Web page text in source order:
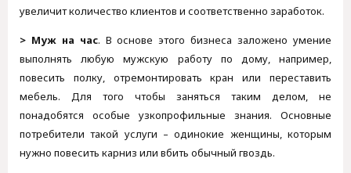
увеличит количество клиентов и соответственно заработок.
> Муж на час. В основе этого бизнеса заложено умение
выполнять любую мужскую работу по дому, например,
повесить полку, отремонтировать кран или переставить
мебель. Для того чтобы заняться таким делом, не
понадобятся особые узкопрофильные знания. Основные
потребители такой услуги – одинокие женщины, которым
нужно повесить карниз или вбить обычный гвоздь.